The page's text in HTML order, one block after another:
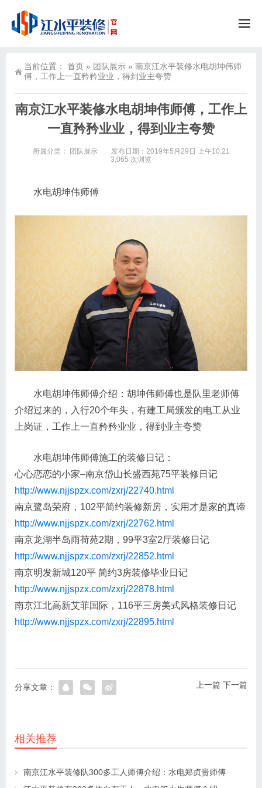
当前位置： 首页 » 团队展示 » 南京江水平装修水电胡坤伟师
傅，工作上一直矜矜业业，得到业主夸赞
南京江水平装修水电胡坤伟师傅，工作上
一直矜矜业业，得到业主夸赞
所属分类： 团队展示
发布日期：2019年5月29日 上午10:21
3,065 次浏览
水电胡坤伟师傅
水电胡坤伟师傅介绍：胡坤伟师傅也是队里老师傅
介绍过来的，入行20个年头，有建工局颁发的电工从业
上岗证，工作上一直矜矜业业，得到业主夸赞
水电胡坤伟师傅施工的装修日记：
心心恋恋的小家–南京岱山长盛西苑75平装修日记
http://www.njjspzx.com/zxrj/22740.html
南京鹭岛荣府，102平简约装修新房，实用才是家的真谛
http://www.njjspzx.com/zxrj/22762.html
南京龙湖半岛雨荷苑2期，99平3室2厅装修日记
http://www.njjspzx.com/zxrj/22852.html
南京明发新城120平 简约3房装修毕业日记
http://www.njjspzx.com/zxrj/22878.html
南京江北高新艾菲国际，116平三房美式风格装修日记
http://www.njjspzx.com/zxrj/22895.html
上一篇 下一篇
分享文章：
相关推荐
南京江水平装修队300多工人师傅介绍：水电郑贞贵师傅